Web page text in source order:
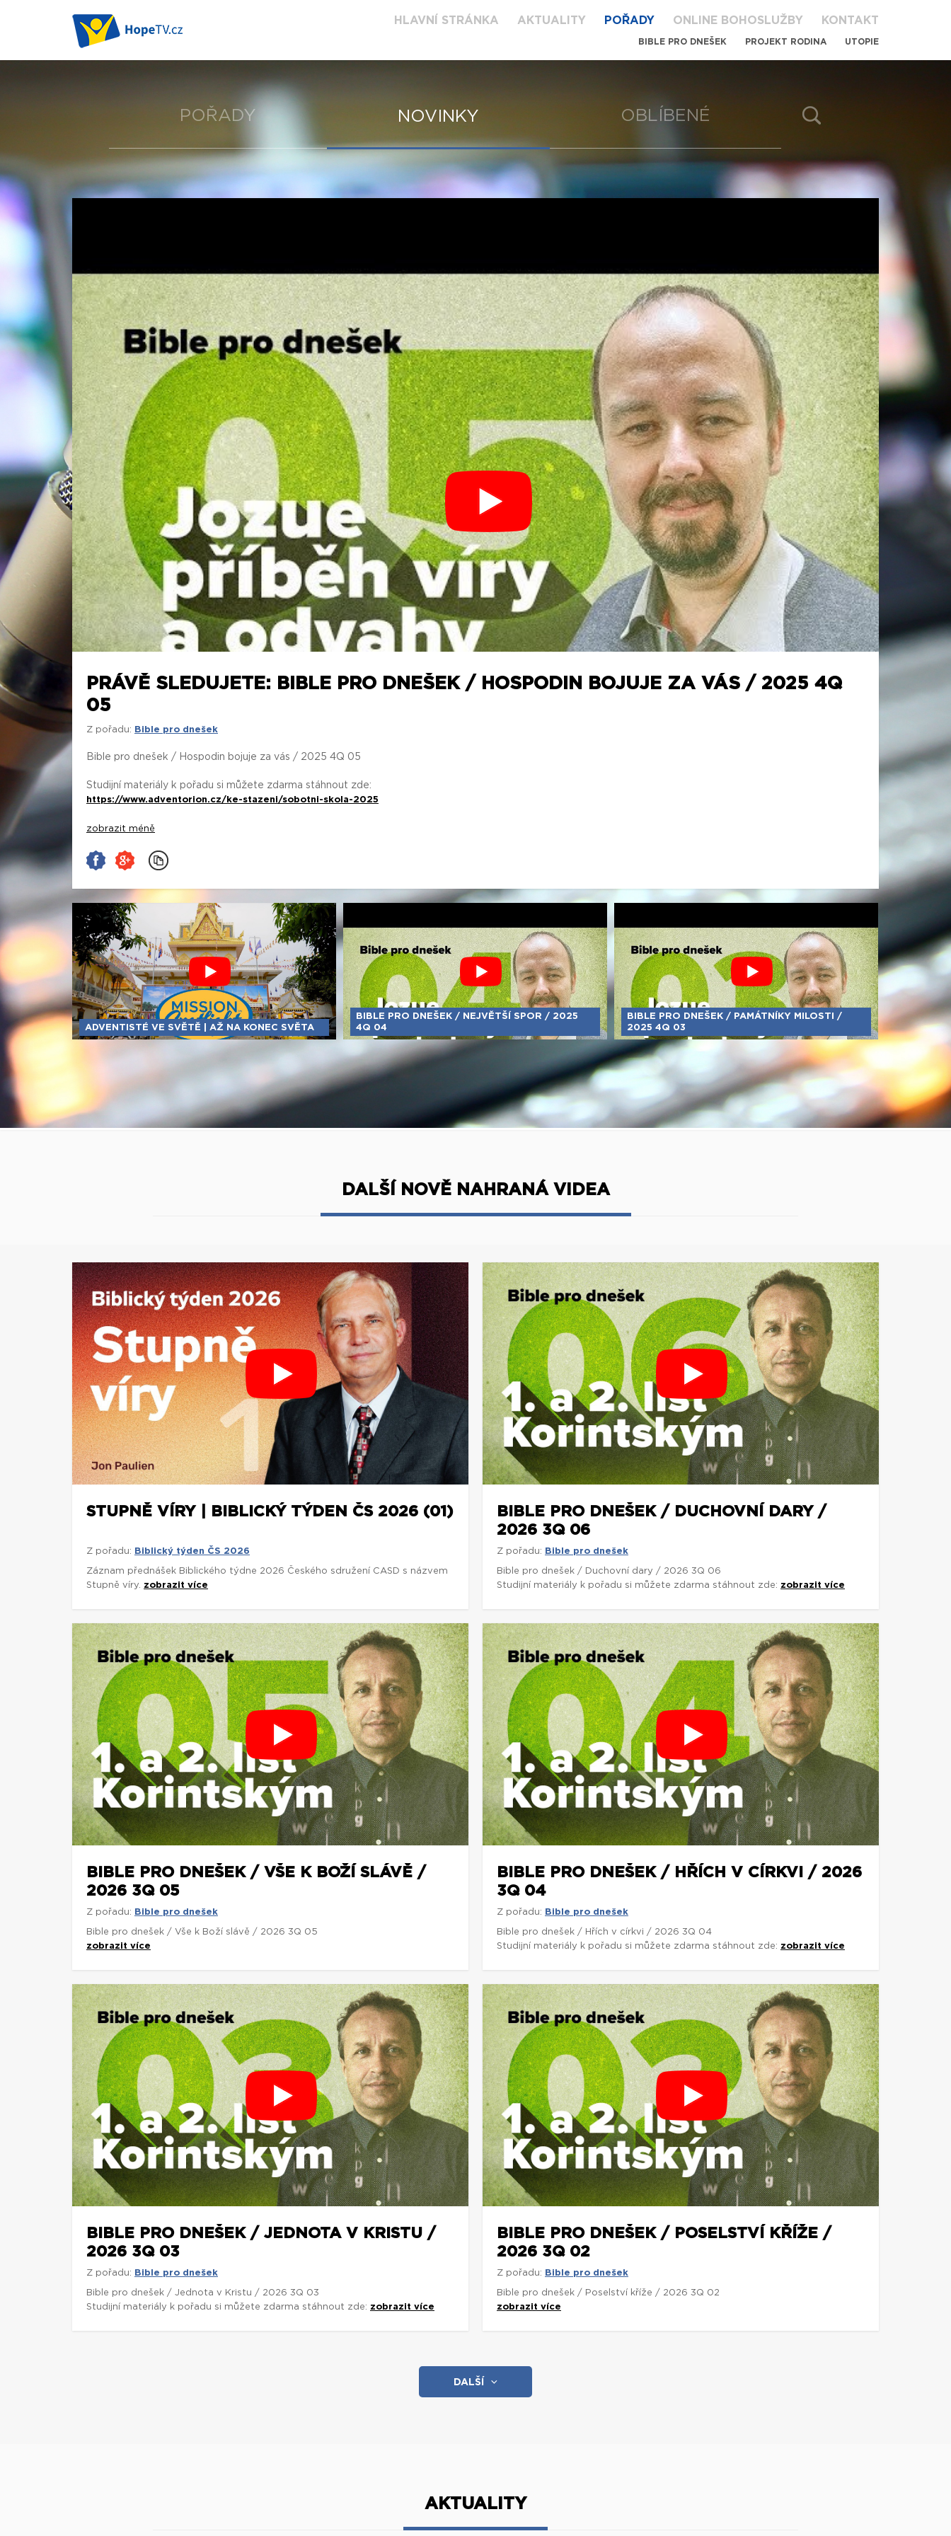
HLAVNÍ STRÁNKA AKTUALITY POŘADY ONLINE BOHOSLUŽBY KONTAKT
BIBLE PRO DNEŠEK PROJEKT RODINA UTOPIE
POŘADY NOVINKY OBLÍBENÉ
PRÁVĚ SLEDUJETE: BIBLE PRO DNEŠEK / HOSPODIN BOJUJE ZA VÁS / 2025 4Q
05
Z pořadu: Bible pro dnešek
Bible pro dnešek / Hospodin bojuje za vás / 2025 4Q 05
Studijní materiály k pořadu si můžete zdarma stáhnout zde:
https://www.adventorion.cz/ke-stazeni/sobotni-skola-2025
zobrazit méně
ADVENTISTÉ VE SVĚTĚ | AŽ NA KONEC SVĚTA
BIBLE PRO DNEŠEK / NEJVĚTŠÍ SPOR / 2025
4Q 04
BIBLE PRO DNEŠEK / PAMÁTNÍKY MILOSTI /
2025 4Q 03
DALŠÍ NOVĚ NAHRANÁ VIDEA
STUPNĚ VÍRY | BIBLICKÝ TÝDEN ČS 2026 (01)
Z pořadu: Biblický týden ČS 2026
Záznam přednášek Biblického týdne 2026 Českého sdružení CASD s názvem
Stupně víry. zobrazit více
BIBLE PRO DNEŠEK / DUCHOVNÍ DARY /
2026 3Q 06
Z pořadu: Bible pro dnešek
Bible pro dnešek / Duchovní dary / 2026 3Q 06
Studijní materiály k pořadu si můžete zdarma stáhnout zde: zobrazit více
BIBLE PRO DNEŠEK / VŠE K BOŽÍ SLÁVĚ /
2026 3Q 05
Z pořadu: Bible pro dnešek
Bible pro dnešek / Vše k Boží slávě / 2026 3Q 05
zobrazit více
BIBLE PRO DNEŠEK / HŘÍCH V CÍRKVI / 2026
3Q 04
Z pořadu: Bible pro dnešek
Bible pro dnešek / Hřích v církvi / 2026 3Q 04
Studijní materiály k pořadu si můžete zdarma stáhnout zde: zobrazit více
BIBLE PRO DNEŠEK / JEDNOTA V KRISTU /
2026 3Q 03
Z pořadu: Bible pro dnešek
Bible pro dnešek / Jednota v Kristu / 2026 3Q 03
Studijní materiály k pořadu si můžete zdarma stáhnout zde: zobrazit více
BIBLE PRO DNEŠEK / POSELSTVÍ KŘÍŽE /
2026 3Q 02
Z pořadu: Bible pro dnešek
Bible pro dnešek / Poselství kříže / 2026 3Q 02
zobrazit více
DALŠÍ
AKTUALITY